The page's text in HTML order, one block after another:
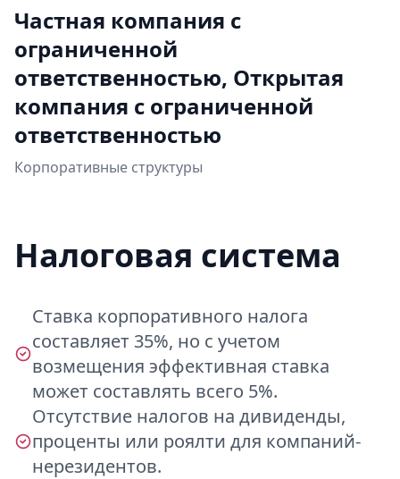
Частная компания с
ограниченной
ответственностью, Открытая
компания с ограниченной
ответственностью
Корпоративные структуры
Налоговая система
Ставка корпоративного налога
составляет 35%, но с учетом
возмещения эффективная ставка
может составлять всего 5%.
Отсутствие налогов на дивиденды,
проценты или роялти для компаний-
нерезидентов.